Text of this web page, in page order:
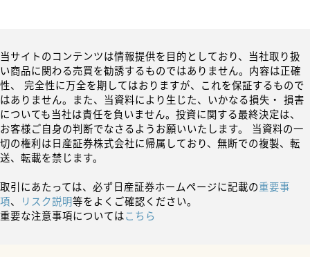
当サイトのコンテンツは情報提供を目的としており、当社取り扱
い商品に関わる売買を勧誘するものではありません。内容は正確
性、 完全性に万全を期してはおりますが、これを保証するもので
はありません。また、当資料により生じた、いかなる損失・ 損害
についても当社は責任を負いません。投資に関する最終決定は、
お客様ご自身の判断でなさるようお願いいたします。 当資料の一
切の権利は日産証券株式会社に帰属しており、無断での複製、転
送、転載を禁じます。
取引にあたっては、必ず日産証券ホームページに記載の重要事
項、 リスク説明等をよくご確認ください。
重要な注意事項についてはこちら